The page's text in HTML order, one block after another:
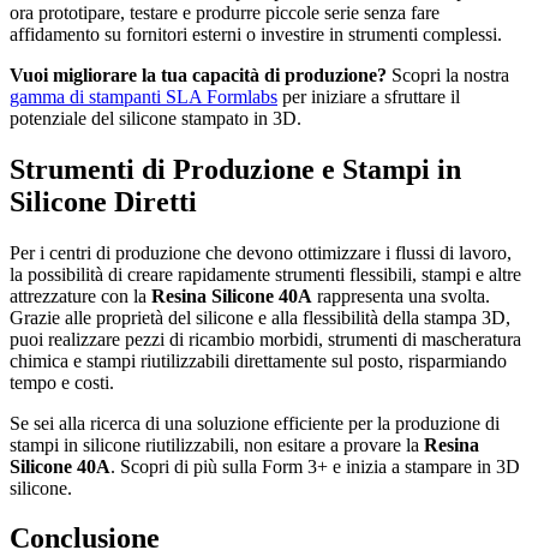
ora prototipare, testare e produrre piccole serie senza fare
affidamento su fornitori esterni o investire in strumenti complessi.
Vuoi migliorare la tua capacità di produzione? Scopri la nostra
gamma di stampanti SLA Formlabs per iniziare a sfruttare il
potenziale del silicone stampato in 3D.
Strumenti di Produzione e Stampi in
Silicone Diretti
Per i centri di produzione che devono ottimizzare i flussi di lavoro,
la possibilità di creare rapidamente strumenti flessibili, stampi e altre
attrezzature con la Resina Silicone 40A rappresenta una svolta.
Grazie alle proprietà del silicone e alla flessibilità della stampa 3D,
puoi realizzare pezzi di ricambio morbidi, strumenti di mascheratura
chimica e stampi riutilizzabili direttamente sul posto, risparmiando
tempo e costi.
Se sei alla ricerca di una soluzione efficiente per la produzione di
stampi in silicone riutilizzabili, non esitare a provare la Resina
Silicone 40A. Scopri di più sulla Form 3+ e inizia a stampare in 3D
silicone.
Conclusione